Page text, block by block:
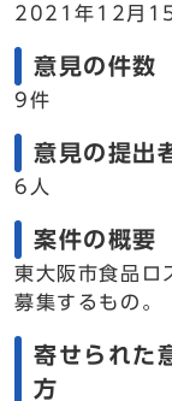
2021年12月
意見の件数
9件
意見の提出
6人
案件の概要
東大阪市食品ロ
募集するもの。
寄せられた
方